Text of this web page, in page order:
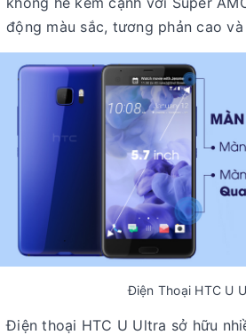
động màu sắc, tương phản cao
Điện Thoại HTC U
Điện thoại HTC U Ultra sở hữu